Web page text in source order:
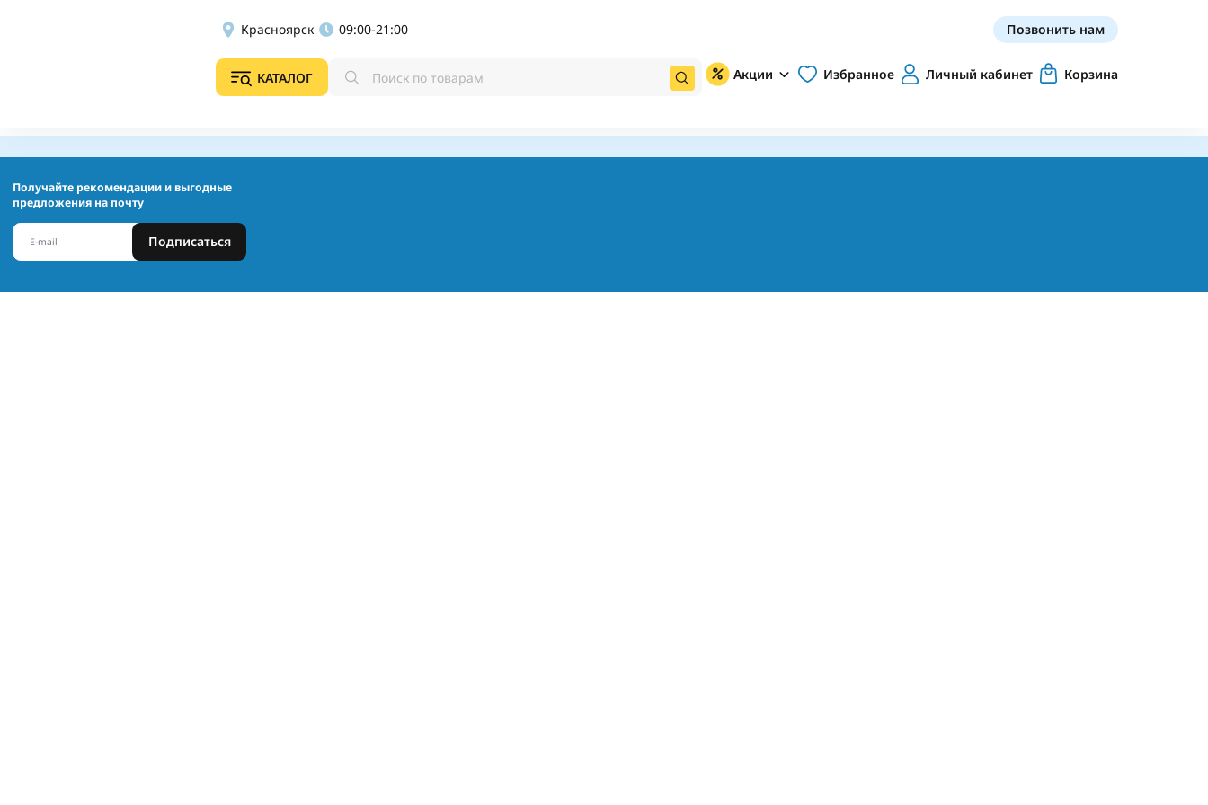
Красноярск 09:00-21:00 Позвонить нам
КАТАЛОГ Акции Избранное Личный кабинет Корзина
Получайте рекомендации и выгодные
предложения на почту
Подписаться